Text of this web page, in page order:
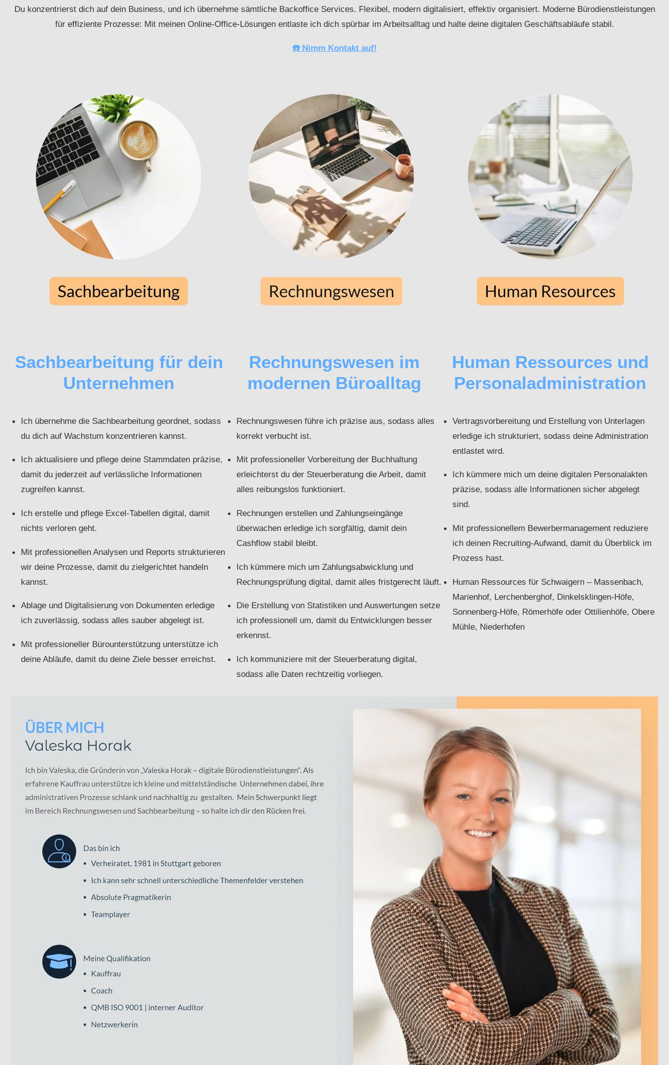
Du konzentrierst dich auf dein Business, und ich übernehme sämtliche Backoffice Services. Flexibel, modern digitalisiert, effektiv organisiert. Moderne Bürodienstleistungen
für effiziente Prozesse: Mit meinen Online-Office-Lösungen entlaste ich dich spürbar im Arbeitsalltag und halte deine digitalen Geschäftsabläufe stabil.
☎️ Nimm Kontakt auf!
Sachbearbeitung für dein
Unternehmen
Ich übernehme die Sachbearbeitung geordnet, sodass
du dich auf Wachstum konzentrieren kannst.
Ich aktualisiere und pflege deine Stammdaten präzise,
damit du jederzeit auf verlässliche Informationen
zugreifen kannst.
Ich erstelle und pflege Excel-Tabellen digital, damit
nichts verloren geht.
Mit professionellen Analysen und Reports strukturieren
wir deine Prozesse, damit du zielgerichtet handeln
kannst.
Ablage und Digitalisierung von Dokumenten erledige
ich zuverlässig, sodass alles sauber abgelegt ist.
Mit professioneller Bürounterstützung unterstütze ich
deine Abläufe, damit du deine Ziele besser erreichst.
Rechnungswesen im
modernen Büroalltag
Rechnungswesen führe ich präzise aus, sodass alles
korrekt verbucht ist.
Mit professioneller Vorbereitung der Buchhaltung
erleichterst du der Steuerberatung die Arbeit, damit
alles reibungslos funktioniert.
Rechnungen erstellen und Zahlungseingänge
überwachen erledige ich sorgfältig, damit dein
Cashflow stabil bleibt.
Ich kümmere mich um Zahlungsabwicklung und
Rechnungsprüfung digital, damit alles fristgerecht läuft.
Die Erstellung von Statistiken und Auswertungen setze
ich professionell um, damit du Entwicklungen besser
erkennst.
Ich kommuniziere mit der Steuerberatung digital,
sodass alle Daten rechtzeitig vorliegen.
Human Ressources und
Personaladministration
Vertragsvorbereitung und Erstellung von Unterlagen
erledige ich strukturiert, sodass deine Administration
entlastet wird.
Ich kümmere mich um deine digitalen Personalakten
präzise, sodass alle Informationen sicher abgelegt
sind.
Mit professionellem Bewerbermanagement reduziere
ich deinen Recruiting-Aufwand, damit du Überblick im
Prozess hast.
Human Ressources für Schwaigern – Massenbach,
Marienhof, Lerchenberghof, Dinkelsklingen-Höfe,
Sonnenberg-Höfe, Römerhöfe oder Ottilienhöfe, Obere
Mühle, Niederhofen